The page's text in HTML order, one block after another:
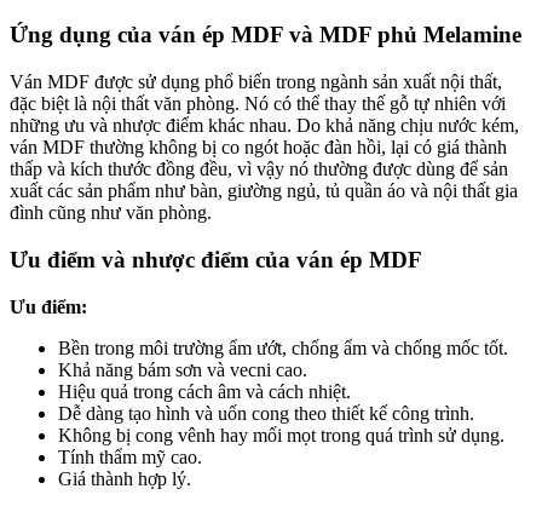
Ứng dụng của ván ép MDF và MDF phủ Melamine
Ván MDF được sử dụng phổ biến trong ngành sản xuất nội thất,
đặc biệt là nội thất văn phòng. Nó có thể thay thế gỗ tự nhiên với
những ưu và nhược điểm khác nhau. Do khả năng chịu nước kém,
ván MDF thường không bị co ngót hoặc đàn hồi, lại có giá thành
thấp và kích thước đồng đều, vì vậy nó thường được dùng để sản
xuất các sản phẩm như bàn, giường ngủ, tủ quần áo và nội thất gia
đình cũng như văn phòng.
Ưu điểm và nhược điểm của ván ép MDF
Ưu điểm:
Bền trong môi trường ẩm ướt, chống ẩm và chống mốc tốt.
Khả năng bám sơn và vecni cao.
Hiệu quả trong cách âm và cách nhiệt.
Dễ dàng tạo hình và uốn cong theo thiết kế công trình.
Không bị cong vênh hay mối mọt trong quá trình sử dụng.
Tính thẩm mỹ cao.
Giá thành hợp lý.